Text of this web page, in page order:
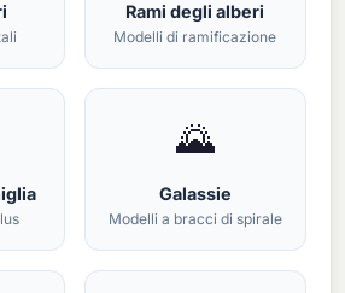
Rami degli alberi
Modelli di ramificazione
🌄
Galassie
Modelli a bracci di spirale